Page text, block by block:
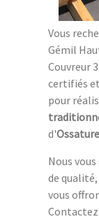
Vous
Gémil
Couvreur
certifiés
pour
d'Ossature
Nous
de
vous